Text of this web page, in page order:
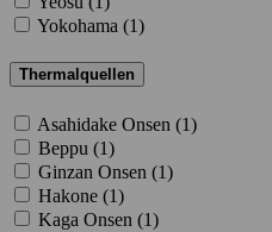
Yokohama (1)
Thermalquellen
Asahidake Onsen (1)
Beppu (1)
Ginzan Onsen (1)
Hakone (1)
Kaga Onsen (1)